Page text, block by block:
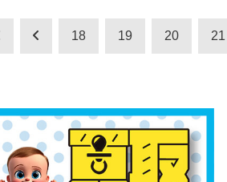
18 19 20 21